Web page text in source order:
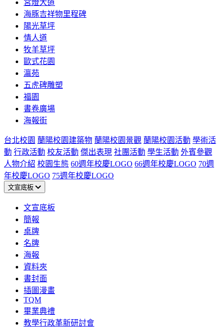
宮燈大道
海豚吉祥物里程碑
陽光草坪
情人道
牧羊草坪
歐式花園
瀛苑
五虎碑雕塑
福園
書卷廣場
海報街
台北校園 蘭陽校園建築物 蘭陽校園景觀 蘭陽校園活動 學術活
動 行政活動 校友活動 傑出表現 社團活動 學生活動 外賓參觀
人物介紹 校園生態 60週年校慶LOGO 66週年校慶LOGO 70週
年校慶LOGO 75週年校慶LOGO
文宣底板
文宣底板
簡報
桌牌
名牌
海報
資料夾
書封面
插圖漫畫
TQM
畢業典禮
教學行政革新研討會